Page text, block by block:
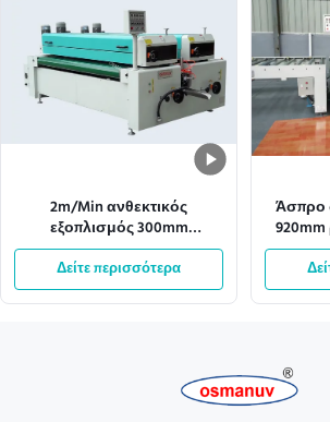
2m/Min ανθεκτικός
εξοπλισμός 300mm
επιστρώματος κυλίνδρων
μήκος κατεργασίας
Δείτε περισσότερα
Άσπρο